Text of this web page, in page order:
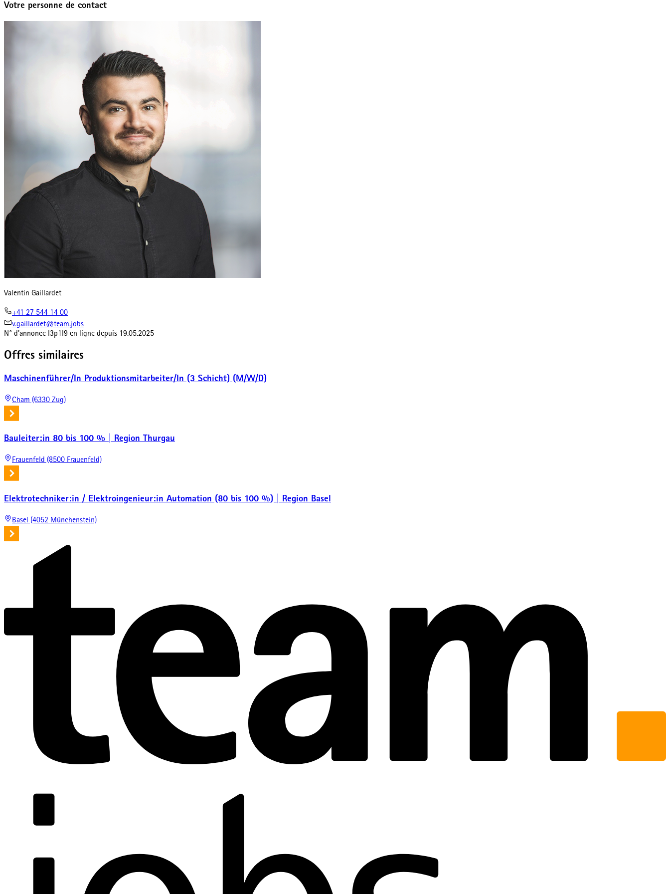
Votre personne de contact
Valentin Gaillardet
+41 27 544 14 00
v.gaillardet@team.jobs
N° d'annonce l3p1l9 en ligne depuis 19.05.2025
Offres similaires
Maschinenführer/In Produktionsmitarbeiter/In (3 Schicht) (M/W/D)
Cham (6330 Zug)
Bauleiter:in 80 bis 100 % | Region Thurgau
Frauenfeld (8500 Frauenfeld)
Elektrotechniker:in / Elektroingenieur:in Automation (80 bis 100 %) | Region Basel
Basel (4052 Münchenstein)